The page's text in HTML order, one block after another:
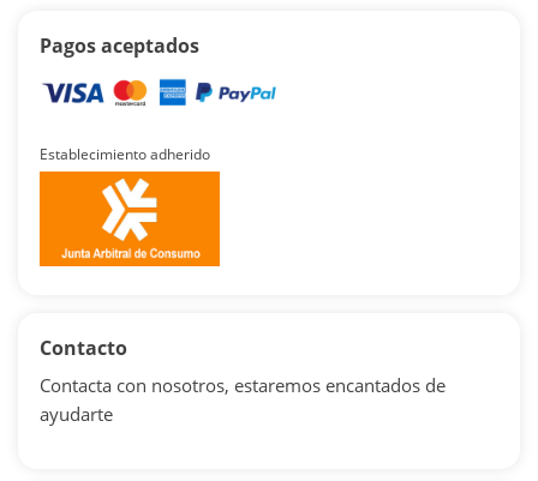
Pagos aceptados
Establecimiento adherido
Contacto
Contacta con nosotros, estaremos encantados de
ayudarte